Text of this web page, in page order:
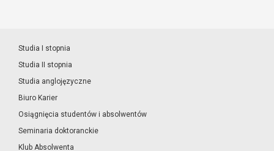
Studia I stopnia
Studia II stopnia
Studia anglojęzyczne
Biuro Karier
Osiągnięcia studentów i absolwentów
Seminaria doktoranckie
Klub Absolwenta